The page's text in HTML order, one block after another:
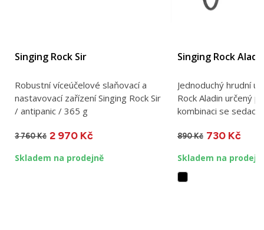
Singing Rock Sir
Robustní víceúčelové slaňovací a
nastavovací zařízení Singing Rock Sir
/ antipanic / 365 g
3 760 Kč 2 970 Kč
Skladem na prodejně
Singing Rock
Jednoduchý hrudní
Rock Aladin určený
kombinaci se
890 Kč 730 Kč
Skladem na